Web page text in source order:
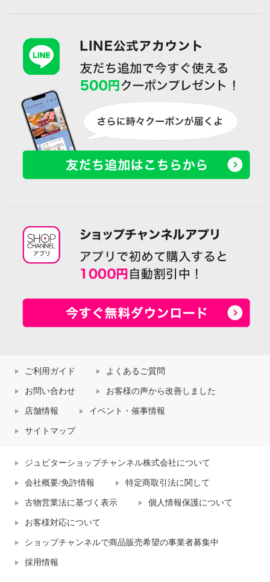
ご利用ガイド よくあるご質問
お問い合わせ お客様の声から改善しました
店舗情報 イベント・催事情報
サイトマップ
ジュピターショップチャンネル株式会社について
会社概要/免許情報 特定商取引法に関して
古物営業法に基づく表示 個人情報保護について
お客様対応について
ショップチャンネルで商品販売希望の事業者募集中
採用情報